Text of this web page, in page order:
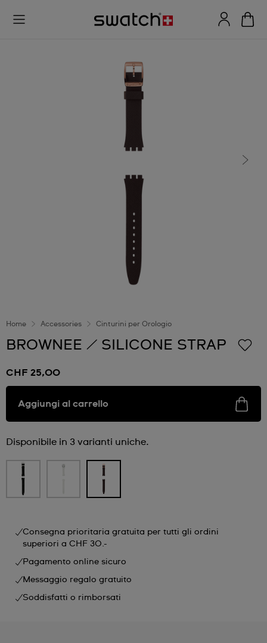
Home Accessories Cinturini per Orologio
BROWNEE / SILICONE STRAP
CHF 25,00
Aggiungi al carrello
Disponibile in 3 varianti uniche.
Consegna prioritaria gratuita per tutti gli ordini
superiori a CHF 30.-
Pagamento online sicuro
Messaggio regalo gratuito
Soddisfatti o rimborsati